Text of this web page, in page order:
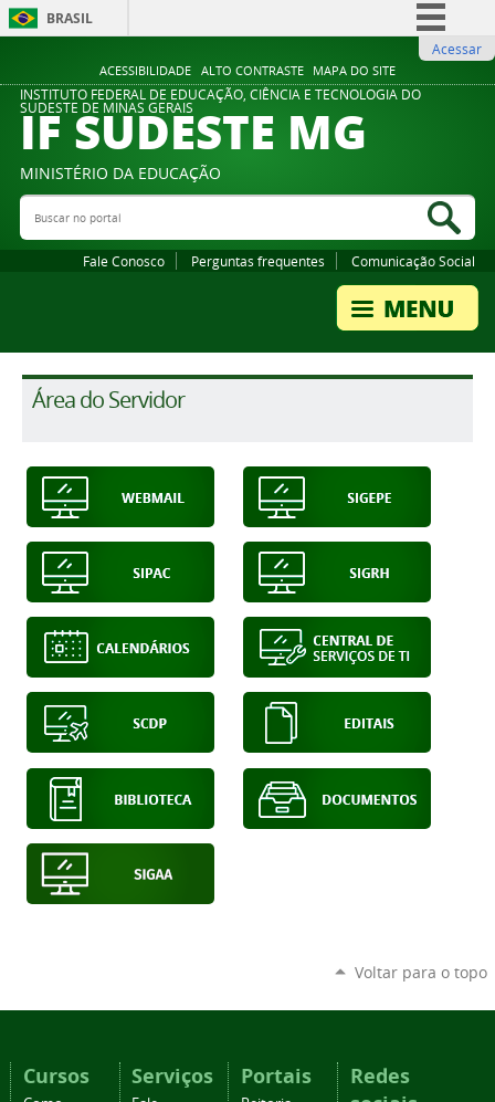
ACESSIBILIDADE ALTO CONTRASTE MAPA DO SITE
BRASIL
Comunica BR
Participe
Legislação
Acessar
INSTITUTO FEDERAL DE EDUCAÇÃO, CIÊNCIA E TECNOLOGIA DO
SUDESTE DE MINAS GERAIS
IF SUDESTE MG
MINISTÉRIO DA EDUCAÇÃO
Buscar no portal
Fale Conosco Perguntas frequentes Comunicação Social
Área do Servidor
Voltar para o topo
Cursos Serviços Portais
Redes